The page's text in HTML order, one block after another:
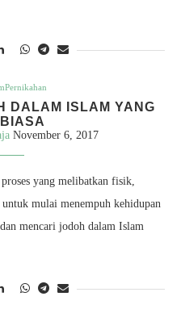
Pernikahan
DALAM ISLAM YANG
November 6, 2017
yang melibatkan fisik,
mulai menempuh kehidupan
mencari jodoh dalam Islam